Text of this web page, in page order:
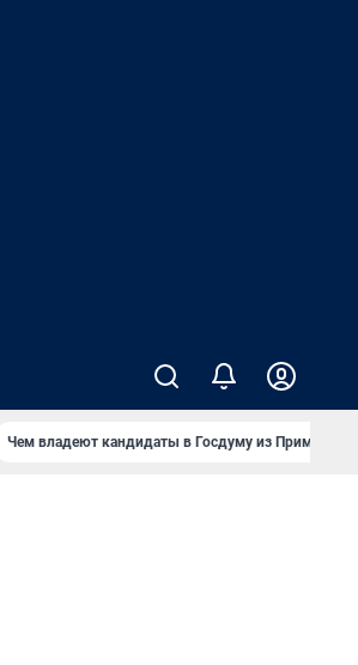
Чем владеют кандидаты в Госдуму из Приморья